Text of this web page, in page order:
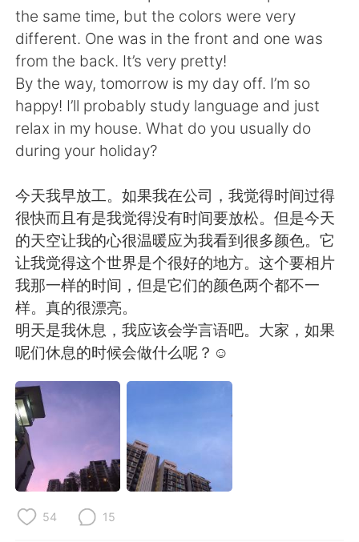
the same time, but the colors were very
different. One was in the front and one was
from the back. It’s very pretty!
By the way, tomorrow is my day off. I’m so
happy! I’ll probably study language and just
relax in my house. What do you usually do
during your holiday?
今天我早放工。如果我在公司，我觉得时间过得
很快而且有是我觉得没有时间要放松。但是今天
的天空让我的心很温暖应为我看到很多颜色。它
让我觉得这个世界是个很好的地方。这个要相片
我那一样的时间，但是它们的颜色两个都不一
样。真的很漂亮。
明天是我休息，我应该会学言语吧。大家，如果
呢们休息的时候会做什么呢？☺️
54 15